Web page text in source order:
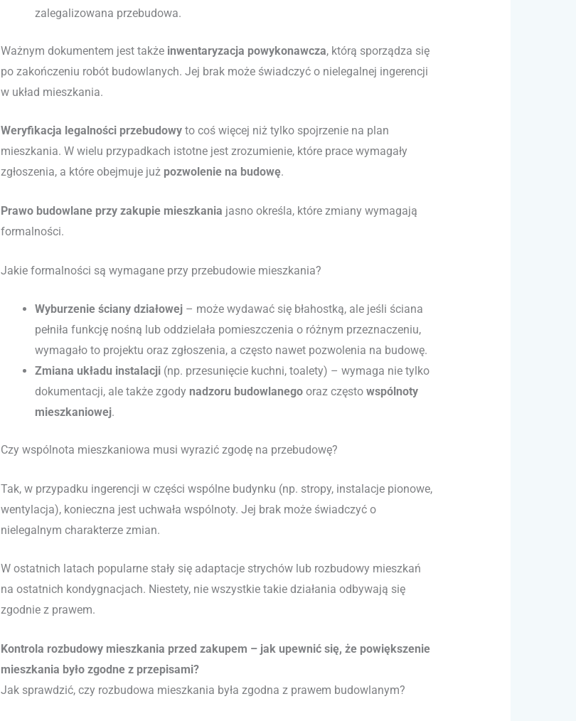
zalegalizowana przebudowa.
Ważnym dokumentem jest także inwentaryzacja powykonawcza, którą sporządza się
po zakończeniu robót budowlanych. Jej brak może świadczyć o nielegalnej ingerencji
w układ mieszkania.
Weryfikacja legalności przebudowy to coś więcej niż tylko spojrzenie na plan
mieszkania. W wielu przypadkach istotne jest zrozumienie, które prace wymagały
zgłoszenia, a które obejmuje już pozwolenie na budowę.
Prawo budowlane przy zakupie mieszkania jasno określa, które zmiany wymagają
formalności.
Jakie formalności są wymagane przy przebudowie mieszkania?
Wyburzenie ściany działowej – może wydawać się błahostką, ale jeśli ściana
pełniła funkcję nośną lub oddzielała pomieszczenia o różnym przeznaczeniu,
wymagało to projektu oraz zgłoszenia, a często nawet pozwolenia na budowę.
Zmiana układu instalacji (np. przesunięcie kuchni, toalety) – wymaga nie tylko
dokumentacji, ale także zgody nadzoru budowlanego oraz częstowspólnoty
mieszkaniowej.
Czy wspólnota mieszkaniowa musi wyrazić zgodę na przebudowę?
Tak, w przypadku ingerencji w części wspólne budynku (np. stropy, instalacje pionowe,
wentylacja), konieczna jest uchwała wspólnoty. Jej brak może świadczyć o
nielegalnym charakterze zmian.
W ostatnich latach popularne stały się adaptacje strychów lub rozbudowy mieszkań
na ostatnich kondygnacjach. Niestety, nie wszystkie takie działania odbywają się
zgodnie z prawem.
Kontrola rozbudowy mieszkania przed zakupem – jak upewnić się, że powiększenie
mieszkania było zgodne z przepisami?
Jak sprawdzić, czy rozbudowa mieszkania była zgodna z prawem budowlanym?